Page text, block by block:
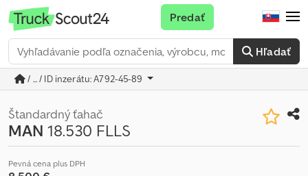
Hľadať
Predať
/ ... / ID inzerátu: A792-45-89
Štandardný ťahač
MAN 18.530 FLLS
Pevná cena plus DPH